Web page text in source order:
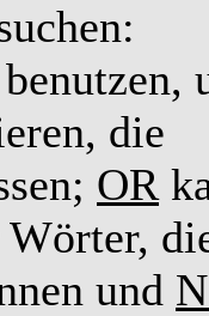
benutzen,
die
OR
und